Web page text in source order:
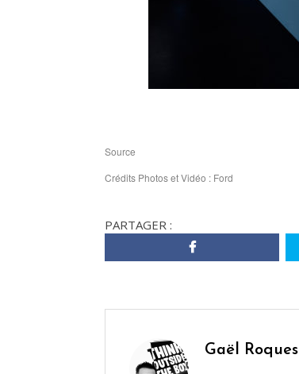
Source
Crédits Photos et Vidéo : Ford
PARTAGER :
Gaël Roques